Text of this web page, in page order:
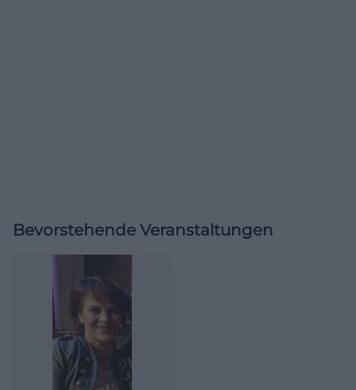
Bevorstehende Veranstaltungen